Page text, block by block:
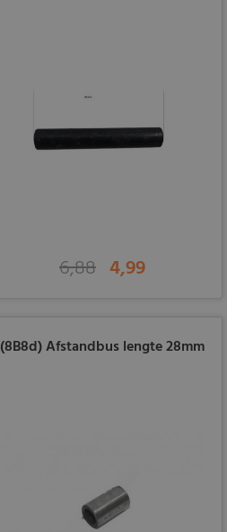
6,88 4,99
(8B8d) Afstandbus lengte 28mm